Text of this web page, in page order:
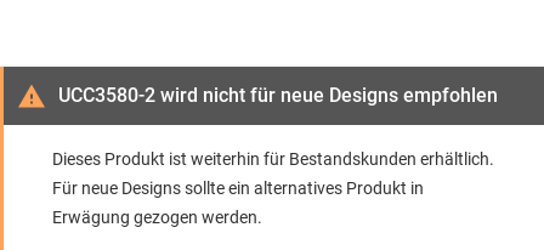
UCC3580-2 wird nicht für neue Designs empfohlen
Dieses Produkt ist weiterhin für Bestandskunden erhältlich.
Für neue Designs sollte ein alternatives Produkt in
Erwägung gezogen werden.